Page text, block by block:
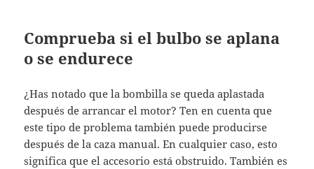
Comprueba si el bulbo se aplana
o se endurece
¿Has notado que la bombilla se queda aplastada
después de arrancar el motor? Ten en cuenta que
este tipo de problema también puede producirse
después de la caza manual. En cualquier caso, esto
significa que el accesorio está obstruido. También es